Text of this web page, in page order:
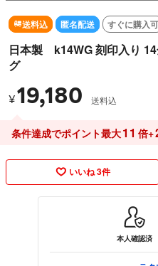
送料込 匿名配送 すぐに購入可
日本製 k14WG 刻印入り
グ
¥19,180 送料込
条件達成でポイント最大11 倍+
いいね 3件
本人確認済